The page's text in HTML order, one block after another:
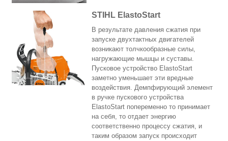
STIHL ElastoStart
В результате давления сжатия при
запуске двухтактных двигателей
возникают толчкообразные силы,
нагружающие мышцы и суставы.
Пусковое устройство ElastoStart
заметно уменьшает эти вредные
воздействия. Демпфирующий элемент
в ручке пускового устройства
ElastoStart попеременно то принимает
на себя, то отдает энергию
соответственно процессу сжатия, и
таким образом запуск происходит